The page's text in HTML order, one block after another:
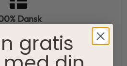
Dansk
med hjerte og passion.
vores lokale rødder
gratis